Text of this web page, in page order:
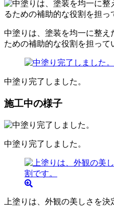
中塗りは、塗装を均一に整え
ための補助的な役割を担って
中塗り完了しました。
施工中の様子
中塗り完了しました。
上塗りは、外観の美しさを決